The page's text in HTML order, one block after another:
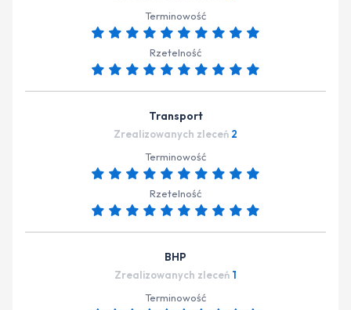
Terminowość
Rzetelność
Transport
Zrealizowanych zleceń 2
Terminowość
Rzetelność
BHP
Zrealizowanych zleceń 1
Terminowość